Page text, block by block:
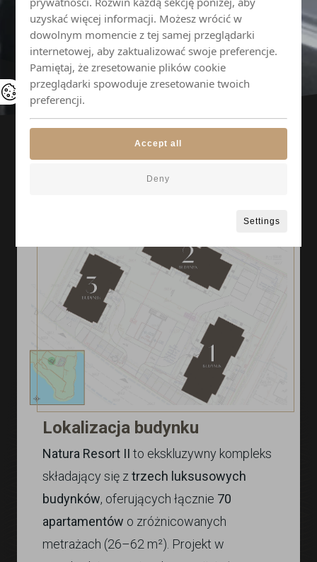
Lokalizacja budynku
Natura Resort II to ekskluzywny kompleks
składający się z trzech luksusowych
budynków, oferujących łącznie 70
apartamentów o zróżnicowanych
metrażach (26–62 m²). Projekt w
uzyskać więcej informacji. Możesz wrócić w
dowolnym momencie z tej samej przeglądarki
internetowej, aby zaktualizować swoje preferencje.
Pamiętaj, że zresetowanie plików cookie
przeglądarki spowoduje zresetowanie twoich
preferencji.
Settings
Deny
Accept all